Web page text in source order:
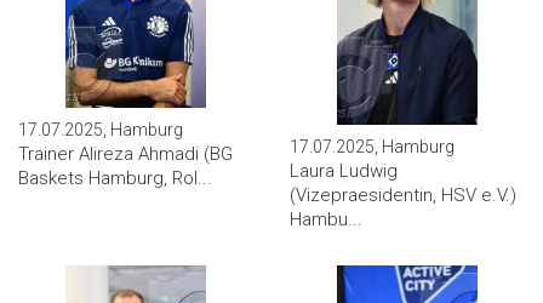
17.07.2025, Hamburg
Trainer Alireza Ahmadi (BG
Baskets Hamburg, Rol...
17.07.2025, Hamburg
Laura Ludwig
(Vizepraesidentin, HSV e.V.)
Hambu...